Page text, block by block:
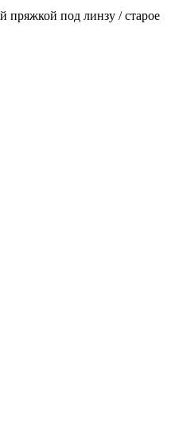
пряжкой под линзу / старое